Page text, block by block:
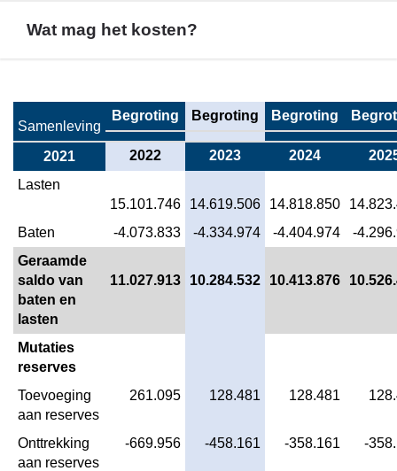
Wat mag het kosten?
naar
navigatie
Programma
Wat
mag
kosten?
Samenleving
Begroting Begroting Begroting
2021 2022 2023 2024
Lasten
15.101.746
14.619.506 14.818.850
Baten
-4.073.833 -4.334.974 -4.404.974
-
Geraamde
saldo van
baten en
lasten
11.027.913 10.284.532 10.413.876
Mutaties
reserves
Toevoeging
aan reserves
261.095 128.481 128.481
Onttrekking
aan reserves
-669.956 -458.161 -358.161 -